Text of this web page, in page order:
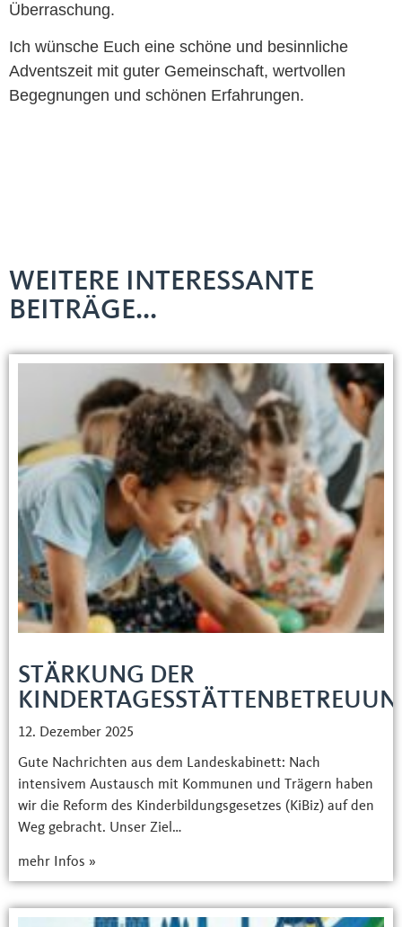
Überraschung.
Ich wünsche Euch eine schöne und besinnliche
Adventszeit mit guter Gemeinschaft, wertvollen
Begegnungen und schönen Erfahrungen.
WEITERE INTERESSANTE
BEITRÄGE...
STÄRKUNG DER
12. Dezember 2025
Gute Nachrichten aus dem Landeskabinett: Nach
intensivem Austausch mit Kommunen und Trägern haben
wir die Reform des Kinderbildungsgesetzes (KiBiz) auf den
Weg gebracht. Unser Ziel…
mehr Infos »